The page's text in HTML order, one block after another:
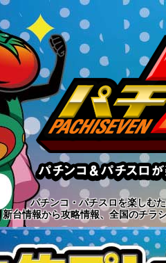
パチンコ・パチスロを楽しむ
新台情報から攻略情報、全国のチラ